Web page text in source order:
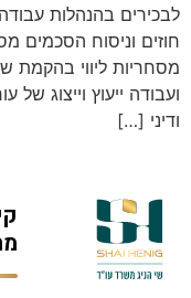
לבכירים בהנהלות
חוזים וניסוח הסכמים
מסחריות ליווי בהקמת
ועבודה ייעוץ וייצוג של
ודיני […]